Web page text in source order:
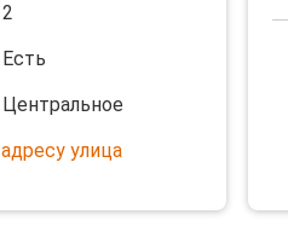
2
Есть
Центральное
улица